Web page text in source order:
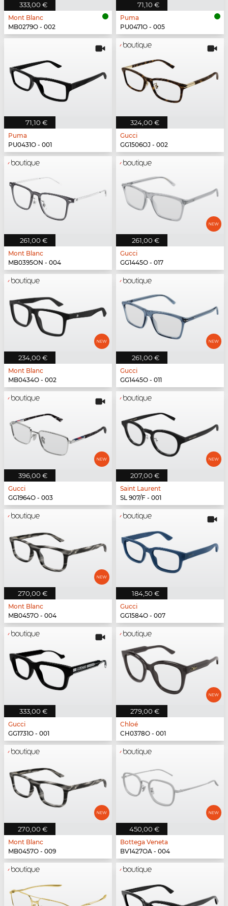
333,00 €
Mont Blanc
MB0279O - 002
71,10 €
Puma
PU0471O - 005
71,10 €
Puma
PU0431O - 001
324,00 €
Gucci
GG1506OJ - 002
261,00 €
Mont Blanc
MB0395ON - 004
261,00 €
Gucci
GG1445O - 017
234,00 €
Mont Blanc
MB0434O - 002
261,00 €
Gucci
GG1445O - 011
396,00 €
Gucci
GG1964O - 003
207,00 €
Saint Laurent
SL 907/F - 001
270,00 €
Mont Blanc
MB0457O - 004
184,50 €
Gucci
GG1584O - 007
333,00 €
Gucci
GG1731O - 001
279,00 €
Chloé
CH0378O - 001
270,00 €
Mont Blanc
MB0457O - 009
450,00 €
Bottega Veneta
BV1427OA - 004